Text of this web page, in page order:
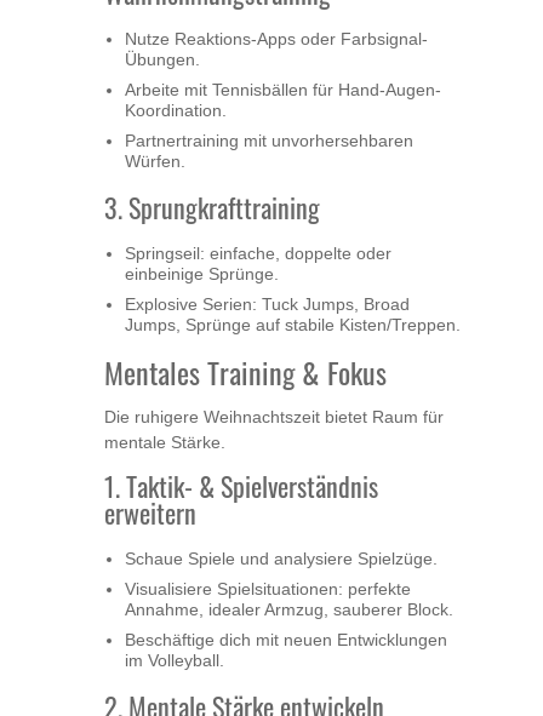
Nutze Reaktions-Apps oder Farbsignal-
Übungen.
Arbeite mit Tennisbällen für Hand-Augen-
Koordination.
Partnertraining mit unvorhersehbaren
Würfen.
3. Sprungkrafttraining
Springseil: einfache, doppelte oder
einbeinige Sprünge.
Explosive Serien: Tuck Jumps, Broad
Jumps, Sprünge auf stabile Kisten/Treppen.
Mentales Training & Fokus
Die ruhigere Weihnachtszeit bietet Raum für
mentale Stärke.
1. Taktik- & Spielverständnis
erweitern
Schaue Spiele und analysiere Spielzüge.
Visualisiere Spielsituationen: perfekte
Annahme, idealer Armzug, sauberer Block.
Beschäftige dich mit neuen Entwicklungen
im Volleyball.
2. Mentale Stärke entwickeln